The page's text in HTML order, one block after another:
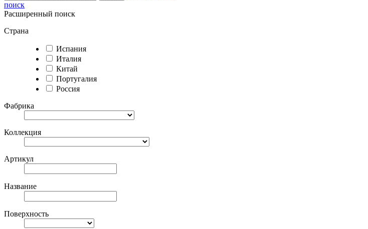
поиск
Расширенный поиск
Страна
Испания
Италия
Китай
Португалия
Россия
Фабрика
Коллекция
Артикул
Название
Поверхность